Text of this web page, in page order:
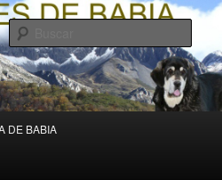
Álvarez Barriada
DE BABIA